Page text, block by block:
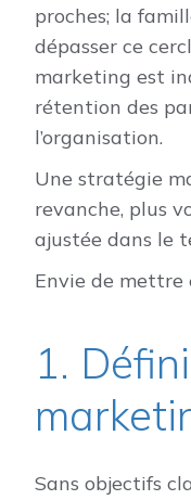
proches; la
dépasser ce
marketing est
rétention des
l’organisation.
Une stratégie
revanche, plus
ajustée dans le
Envie de mettre
1.
Sans objectifs